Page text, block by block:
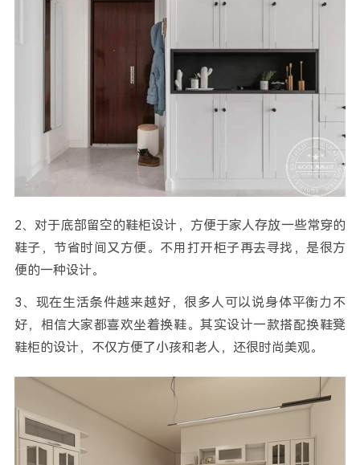
2、对于底部留空的鞋柜设计，方便于家人存放一些常穿的
鞋子，节省时间又方便。不用打开柜子再去寻找，是很方
便的一种设计。
3、现在生活条件越来越好，很多人可以说身体平衡力不
好，相信大家都喜欢坐着换鞋。其实设计一款搭配换鞋凳
鞋柜的设计，不仅方便了小孩和老人，还很时尚美观。